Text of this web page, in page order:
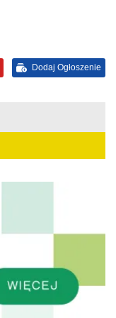
Dodaj Ogłoszenie